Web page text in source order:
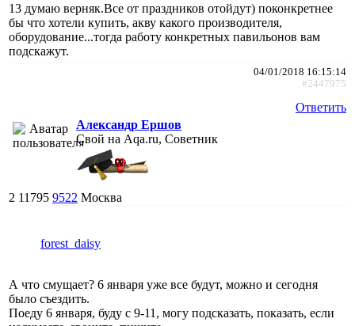
13 думаю верняк.Все от праздников отойдут) поконкретнее
бы что хотели купить, акву какого производителя,
оборудование...тогда работу конкретных павильонов вам
подскажут.
04/01/2018 16:15:14
#2447975
Ответить
Александр Ершов
Свой на Aqa.ru, Советник
2 11795 9522 Москва
forest_daisy
А что смущает? 6 января уже все будут, можно и сегодня
было съездить.
Поеду 6 января, буду с 9-11, могу подсказать, показать, если